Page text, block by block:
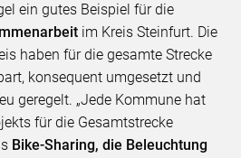
ein gutes Beispiel für die
im Kreis Steinfurt. Die
haben für die gesamte Strecke
konsequent umgesetzt und
geregelt. „Jede Kommune hat
für die Gesamtstrecke
Bike-Sharing, die Beleuchtung